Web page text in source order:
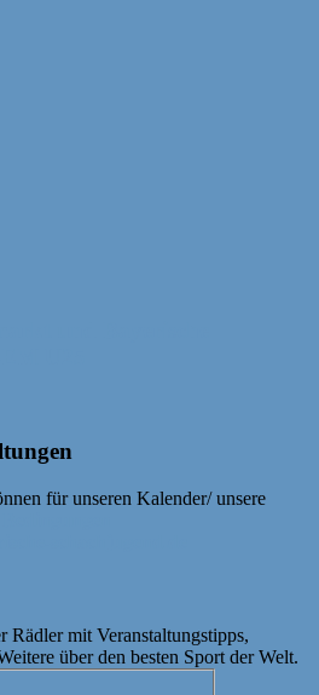
für unseren Kalender/ unsere
mit Veranstaltungstipps,
über den besten Sport der Welt.